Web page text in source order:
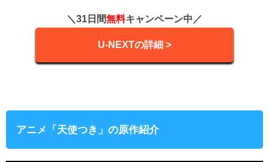
＼31日間無料キャンペーン中／
U-NEXTの詳細 >
アニメ「天使つき」の原作紹介